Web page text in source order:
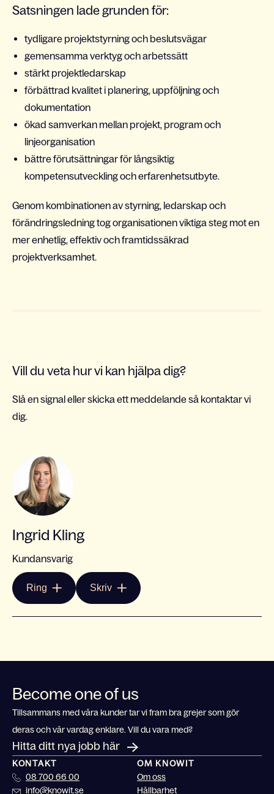
Satsningen lade grunden för:
tydligare projektstyrning och beslutsvägar
gemensamma verktyg och arbetssätt
stärkt projektledarskap
förbättrad kvalitet i planering, uppföljning och
dokumentation
ökad samverkan mellan projekt, program och
linjeorganisation
bättre förutsättningar för långsiktig
kompetensutveckling och erfarenhetsutbyte.
Genom kombinationen av styrning, ledarskap och
förändringsledning tog organisationen viktiga steg mot en
mer enhetlig, effektiv och framtidssäkrad
projektverksamhet.
Vill du veta hur vi kan hjälpa dig?
Slå en signal eller skicka ett meddelande så kontaktar vi
dig.
Ingrid Kling
Kundansvarig
Ring Skriv
Become one of us
Tillsammans med våra kunder tar vi fram bra grejer som gör
deras och vår vardag enklare. Vill du vara med?
Hitta ditt nya jobb här
KONTAKT
08 700 66 00
info@knowit.se
OM KNOWIT
Om oss
Hållbarhet